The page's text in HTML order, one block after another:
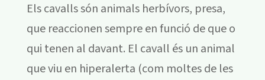
Els cavalls són animals herbívors, presa,
que reaccionen sempre en funció de que o
qui tenen al davant. El cavall és un animal
que viu en hiperalerta (com moltes de les